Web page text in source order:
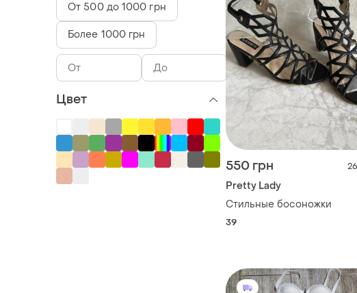
550 грн 26
Pretty Lady
Стильные босоножки
39
От 500 до 1000 грн
Более 1000 грн
Цвет